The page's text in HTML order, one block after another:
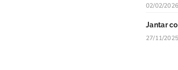
02/02/2026
Jantar
27/11/2025